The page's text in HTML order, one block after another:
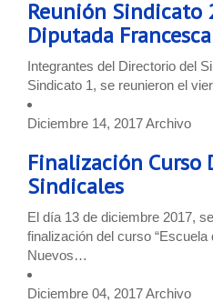
Reunión Sindicato
Diputada
Integrantes del Directorio del
Sindicato 1, se reunieron el
Diciembre 14, 2017Archivo
Finalización Curso
Sindicales
El día 13 de diciembre 2017,
finalización del curso
Nuevos…
Diciembre 04, 2017Archivo